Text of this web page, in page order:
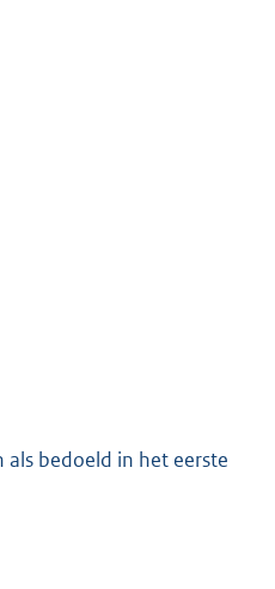
bedoeld in het eerste